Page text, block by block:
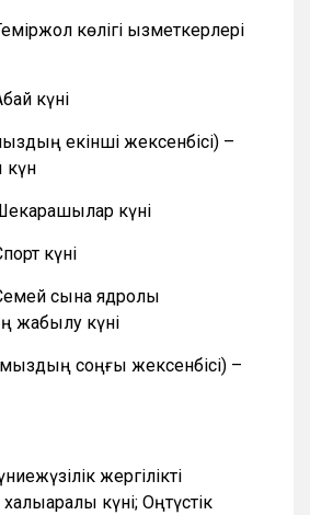
көлігі қызметкерлері
күні
екінші жексенбісі) –
күні
күні
сынақ ядролық
жабылу күні
соңғы жексенбісі) –
жергілікті
күні; Оңтүстік